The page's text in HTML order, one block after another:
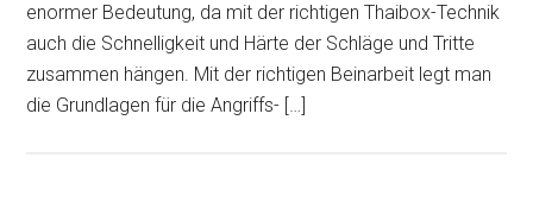
enormer Bedeutung, da mit der richtigen Thaibox-Technik
auch die Schnelligkeit und Härte der Schläge und Tritte
zusammen hängen. Mit der richtigen Beinarbeit legt man
die Grundlagen für die Angriffs- […]